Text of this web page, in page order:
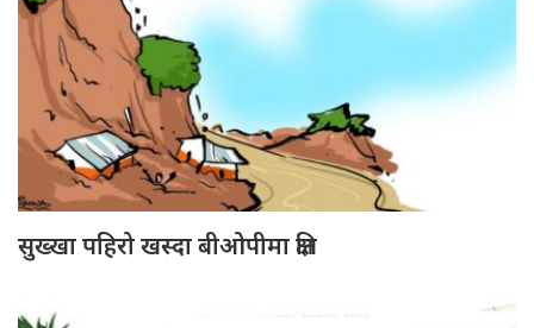
सुख्खा पहिरो खस्दा बीओपीमा क्षति